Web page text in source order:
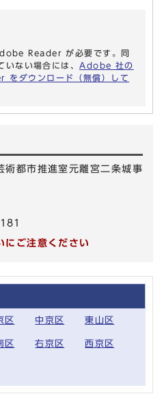
Reader が必要です。同
いない場合には、 Adobe 社の
ダウンロード（無償）して
術都市推進室元離宮二条城事
にご注意ください
区 中京区 東山区
区 右京区 西京区